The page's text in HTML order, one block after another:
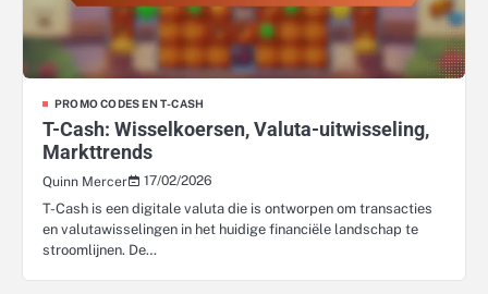
PROMO CODES EN T-CASH
T-Cash: Wisselkoersen, Valuta-uitwisseling,
Markttrends
Quinn Mercer
17/02/2026
T-Cash is een digitale valuta die is ontworpen om transacties
en valutawisselingen in het huidige financiële landschap te
stroomlijnen. De…